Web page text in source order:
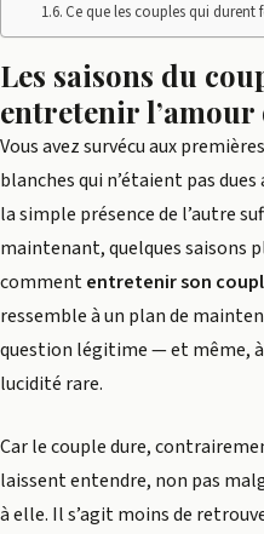
Ce que les couples qui
Les saisons du
entretenir
Vous avez survécu aux
blanches qui n’étaient pas
la simple présence de l’autre
maintenant, quelques saisons
commententretenir son
ressemble à un plan de
question légitime — et même, à
lucidité rare.
Car le couple dure,
laissent entendre, non pas
à elle. Il s’agit moins de